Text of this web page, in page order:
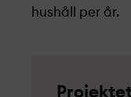
hushåll per år.